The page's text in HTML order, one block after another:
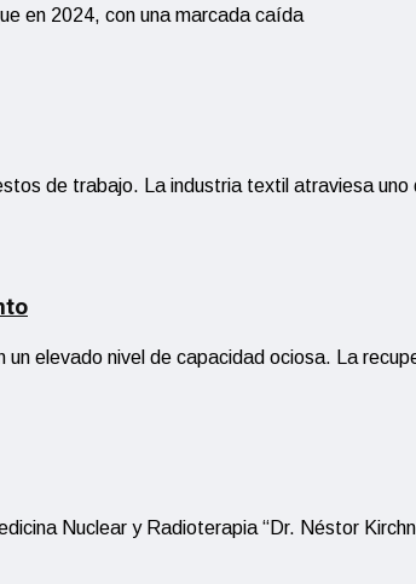
en 2024, con una marcada caída
de trabajo. La industria textil atraviesa uno
elevado nivel de capacidad ociosa. La
Nuclear y Radioterapia “Dr. Néstor